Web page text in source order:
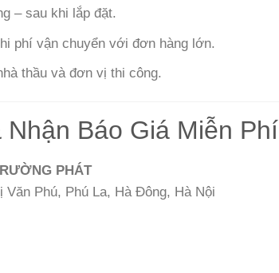
– sau khi lắp đặt.
phí vận chuyển với đơn hàng lớn.
thầu và đơn vị thi công.
Báo Giá Miễn Phí
PHÁT
Phú, Phú La, Hà Đông, Hà Nội